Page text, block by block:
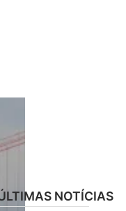
NOTÍCIAS